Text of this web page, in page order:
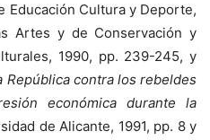
Educación Cultura y Deporte,
Artes y de Conservación y
1990, pp. 239-245, y
República contra los rebeldes
económica durante la
de Alicante, 1991, pp. 8 y